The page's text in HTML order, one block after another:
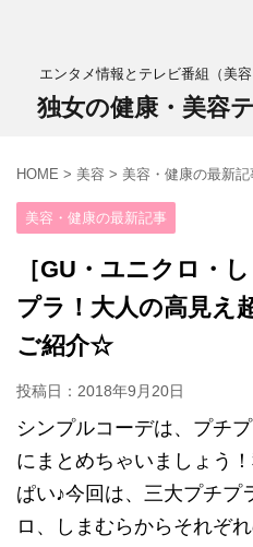
エンタメ情報とテレビ番組（美
独女の健康・美容
HOME > 美容 > 美容・健康の最新記
美容・健康の最新記事
［GU・ユニクロ・
プラ！大人の高見え
ご紹介☆
投稿日： 2018年9月20日
シンプルコーデは、プチ
にまとめちゃいましょう
ぱい♪今回は、三大プチプ
ロ、しまむらからそれぞ